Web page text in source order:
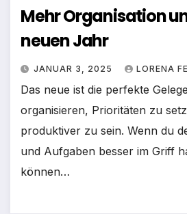
Mehr Organisation
neuen Jahr
JANUAR 3, 2025 LORENA
Das neue ist die perfekte
organisieren, Prioritäten zu
produktiver zu sein. Wenn du
und Aufgaben besser im Griff
können…